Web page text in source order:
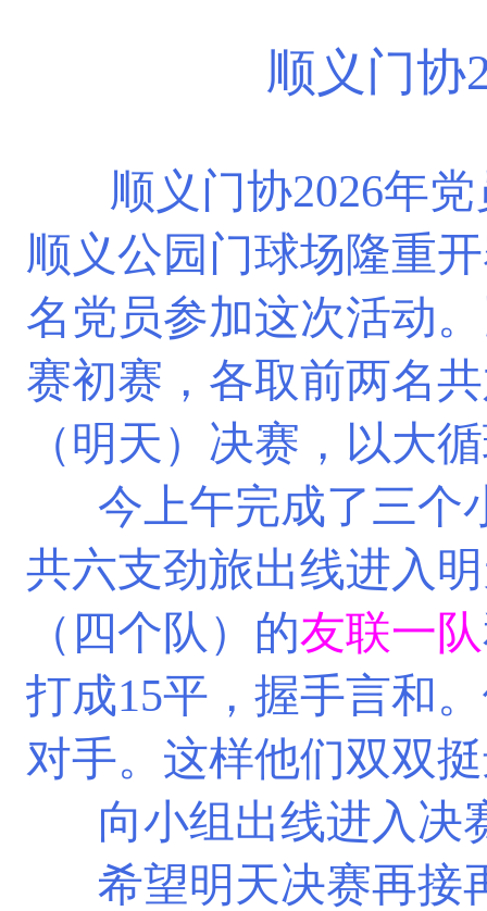
顺义门协
顺义门协2026年党
顺义公园门球场隆重
名党员参加这次活动
赛初赛，各取前两名共
（明天） 决赛，以大
今上午完成了三个
共六支劲旅出线进入
（四个队）的友联一队
打成15平，握手言和
对手。这样他们双双
向小组出线进入决
希望明天决赛再接